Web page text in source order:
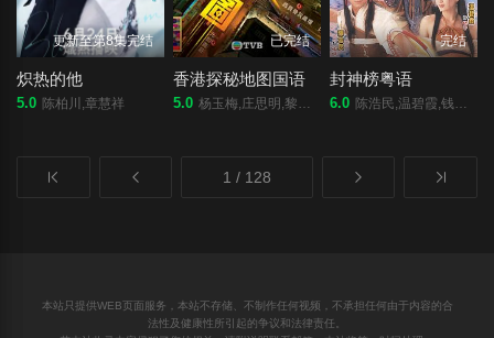
更新至第8集完结
炽热的他
5.0 陈柏川,章慧祥
已完结
香港探秘地图国语
5.0 杨玉梅,庄思明,黎耀祥,龚嘉欣,袁文杰,袁镇业,蔡国威,丁子朗,莫家淦,陈靖云,阮政峰,邓伊婷,黄子桐,孔德贤,倪嘉雯,关曜儁
完结
封神榜粤语
6.0 陈浩民,温碧霞,钱嘉乐,苑琼丹,李家声,元华,叶璇,汤盈盈,邓兆尊
1 / 128
本站只提供WEB页面服务，本站不存储、不制作任何视频，不承担任何由于内容的合
法性及健康性所引起的争议和法律责任。